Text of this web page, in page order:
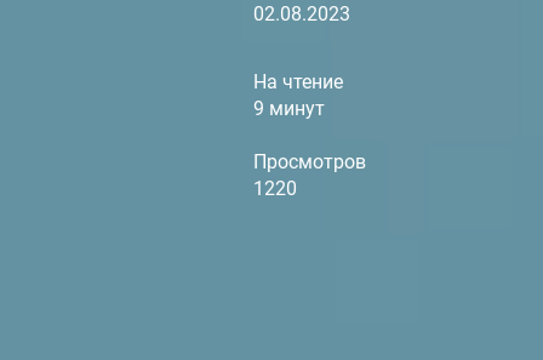
02.08.2023
На чтение
9 минут
Просмотров
1220